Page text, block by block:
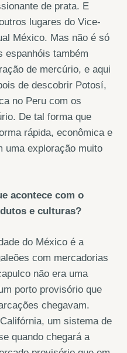
de prata. E
lugares do Vice-
México. Mas não é só
espanhóis também
de mercúrio, e aqui
de descobrir Potosí,
no Peru com os
De tal forma que
rápida, econômica e
uma exploração muito
acontece com o
e culturas?
do México é a
com mercadorias
não era uma
porto provisório que
chegavam.
um sistema de
quando chegará a